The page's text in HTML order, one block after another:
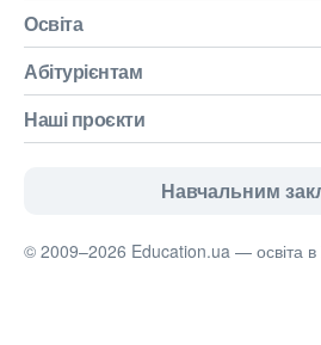
Освіта
Абітурієнтам
Наші проєкти
Навчальним
© 2009–2026 Education.ua — освіта в